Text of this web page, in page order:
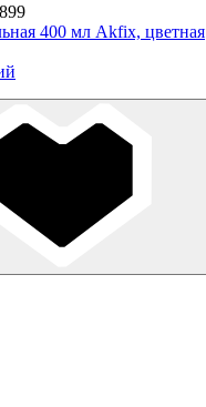
400 мл Akfix, цветная